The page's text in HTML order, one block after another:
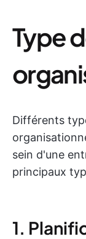
Type
Différents
sein d'une
principaux
1.